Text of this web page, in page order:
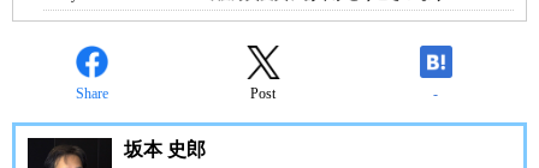
Share Post -
坂本 史郎